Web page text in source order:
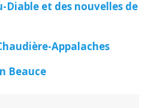
Diable et des nouvelles de
Appalaches
Beauce